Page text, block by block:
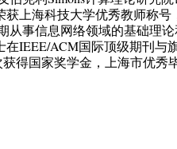
获上海科技大学优秀教师称
事信息网络领域的基础理
IEEE/ACM国际顶级期刊与
得国家奖学金，上海市优秀